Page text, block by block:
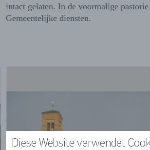
Diese Website verwendet
intact gelaten. In de voormalige
Gemeentelijke diensten.